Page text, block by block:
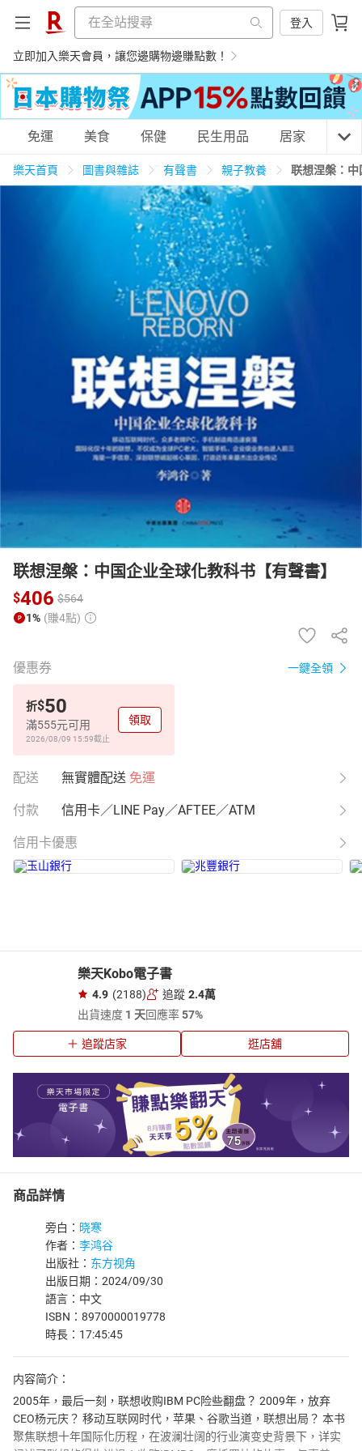
登入
立即加入樂天會員，讓您邊購物邊賺點數！
購物網分類
美食蛋糕 養生保健
3C家電 運動休閒
男裝 化妝保養
電子/紙本書
HOT
免運 美食 保健 民生用品 居家 3C
樂天首頁 圖書與雜誌 有聲書 親子教養 联想涅槃：
联想涅槃：中国企业全球化教科书【有聲書】
$406 $564
1% (賺4點)
優惠券 一鍵全領
折$50
滿555元可用
2026/08/09 15:59截止
領取
配送 無實體配送 免運
付款 信用卡／LINE Pay／AFTEE／ATM
信用卡優惠
樂天Kobo電子書
4.9 (2188) 追蹤 2.4萬
出貨速度 1 天回應率57%
追蹤店家 逛店舖
商品詳情
旁白： 晓寒
作者： 李鸿谷
出版社： 东方视角
出版日期：2024/09/30
語言：中文
ISBN：8970000019778
時長：17:45:45
内容简介：
2005年，最后一刻，联想收购IBM PC险些翻盘？ 2009年，放弃
CEO杨元庆？ 移动互联网时代，苹果、谷歌当道，联想出局？ 本书
聚焦联想十年国际化历程，在波澜壮阔的行业演变史背景下，详实